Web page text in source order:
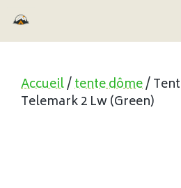
au
contenu
Accueil/tente dôme/
Telemark 2 Lw (Green)